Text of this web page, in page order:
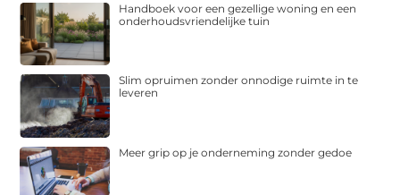
Handboek voor een gezellige woning en een
onderhoudsvriendelijke tuin
Slim opruimen zonder onnodige ruimte in te
leveren
Meer grip op je onderneming zonder gedoe